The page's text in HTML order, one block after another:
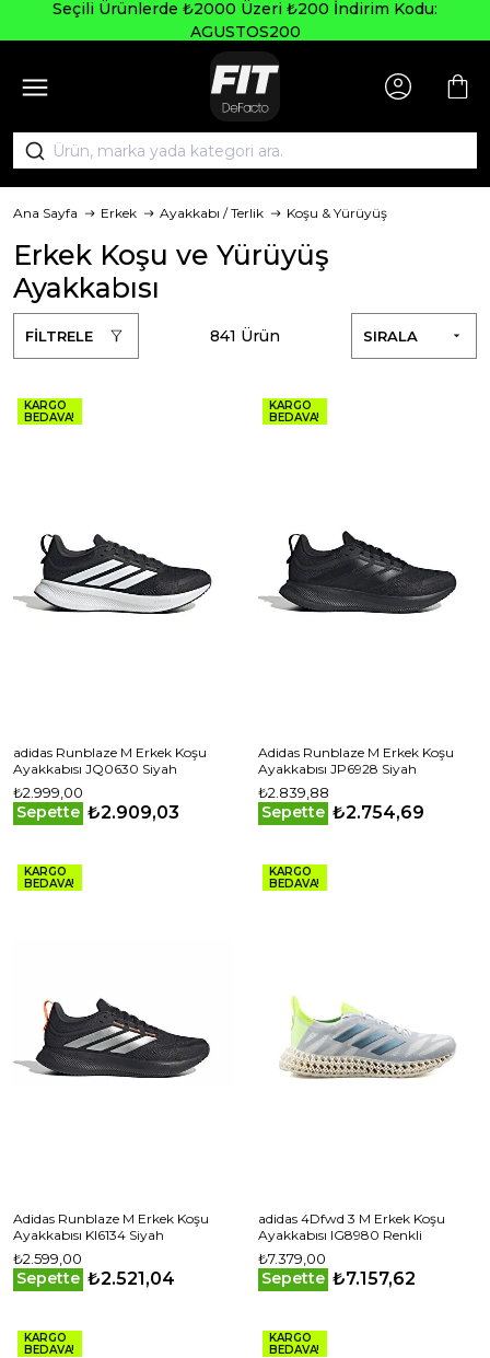
Seçili Ürünlerde ₺2000 Üzeri ₺200 İndirim Kodu:
AGUSTOS200
Ana Sayfa Erkek Ayakkabı / Terlik Koşu & Yürüyüş
Erkek Koşu ve Yürüyüş
Ayakkabısı
FİLTRELE SIRALA
841 Ürün
KARGO
BEDAVA!
adidas Runblaze M Erkek Koşu
Ayakkabısı JQ0630 Siyah
₺2.999,00
Sepette ₺2.909,03
KARGO
BEDAVA!
Adidas Runblaze M Erkek Koşu
Ayakkabısı JP6928 Siyah
₺2.839,88
Sepette ₺2.754,69
KARGO
BEDAVA!
Adidas Runblaze M Erkek Koşu
Ayakkabısı KI6134 Siyah
₺2.599,00
Sepette ₺2.521,04
KARGO
BEDAVA!
adidas 4Dfwd 3 M Erkek Koşu
Ayakkabısı IG8980 Renkli
₺7.379,00
Sepette ₺7.157,62
KARGO
BEDAVA!
KARGO
BEDAVA!